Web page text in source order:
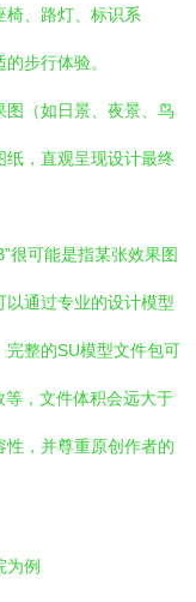
椅、路灯、标识系
步行体验。
图（如日景、夜景、鸟
，直观呈现设计最终
很可能是指某张效果图
通过专业的设计模型
完整的SU模型文件包可
，文件体积会远大于
，并尊重原创作者的
为例